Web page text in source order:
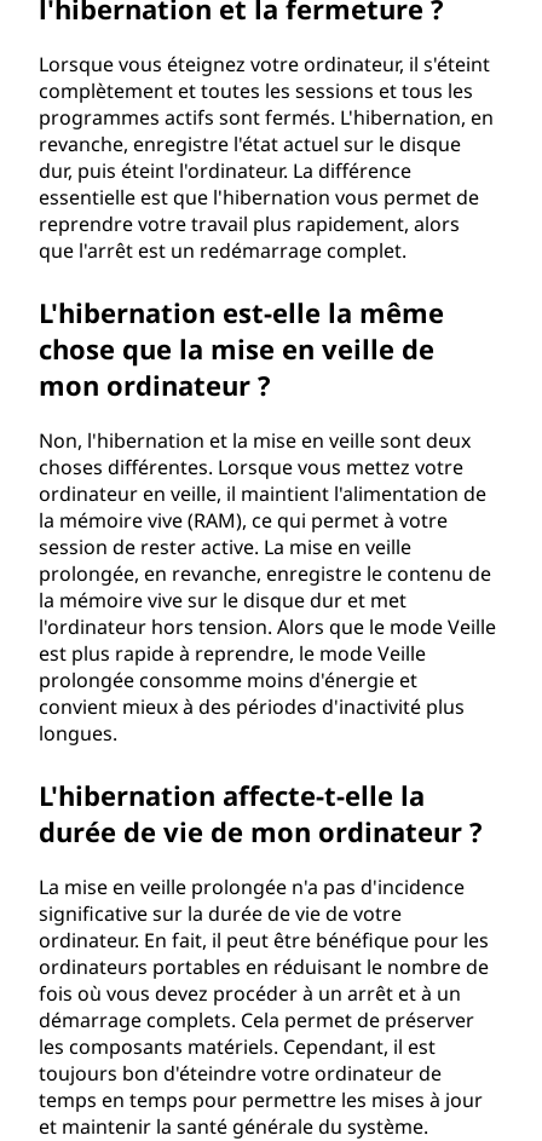
l'hibernation et la fermeture ?
Lorsque vous éteignez votre ordinateur, il s'éteint
complètement et toutes les sessions et tous les
programmes actifs sont fermés. L'hibernation, en
revanche, enregistre l'état actuel sur le disque
dur, puis éteint l'ordinateur. La différence
essentielle est que l'hibernation vous permet de
reprendre votre travail plus rapidement, alors
que l'arrêt est un redémarrage complet.
L'hibernation est-elle la même
chose que la mise en veille de
mon ordinateur ?
Non, l'hibernation et la mise en veille sont deux
choses différentes. Lorsque vous mettez votre
ordinateur en veille, il maintient l'alimentation de
la mémoire vive (RAM), ce qui permet à votre
session de rester active. La mise en veille
prolongée, en revanche, enregistre le contenu de
la mémoire vive sur le disque dur et met
l'ordinateur hors tension. Alors que le mode Veille
est plus rapide à reprendre, le mode Veille
prolongée consomme moins d'énergie et
convient mieux à des périodes d'inactivité plus
longues.
L'hibernation affecte-t-elle la
durée de vie de mon ordinateur ?
La mise en veille prolongée n'a pas d'incidence
significative sur la durée de vie de votre
ordinateur. En fait, il peut être bénéfique pour les
ordinateurs portables en réduisant le nombre de
fois où vous devez procéder à un arrêt et à un
démarrage complets. Cela permet de préserver
les composants matériels. Cependant, il est
toujours bon d'éteindre votre ordinateur de
temps en temps pour permettre les mises à jour
et maintenir la santé générale du système.